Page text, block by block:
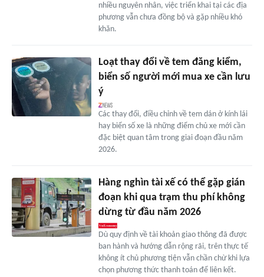
nhiều nguyên nhân, việc triển khai tại các địa
phương vẫn chưa đồng bộ và gặp nhiều khó
khăn.
Loạt thay đổi về tem đăng kiểm,
biển số người mới mua xe cần lưu
ý
Các thay đổi, điều chỉnh về tem dán ở kính lái
hay biển số xe là những điểm chủ xe mới cần
đặc biệt quan tâm trong giai đoạn đầu năm
2026.
Hàng nghìn tài xế có thể gặp gián
đoạn khi qua trạm thu phí không
dừng từ đầu năm 2026
Dù quy định về tài khoản giao thông đã được
ban hành và hướng dẫn rộng rãi, trên thực tế
không ít chủ phương tiện vẫn chần chừ khi lựa
chọn phương thức thanh toán để liên kết.